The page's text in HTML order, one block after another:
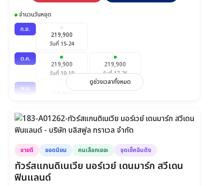
จำนวนวันหยุด
ก.ย.
219,900
วันที่ 15-24
ต.ค.
219,900
วันที่ 10-19
219,900
วันที่ 17-26
พ.ย.
ดูช่วงเวลาทั้งหมด
ขายดี ยอดนิยม คนเลือกเยอะ จุดเช็คอินดัง
ทัวร์สแกนดิเนเวีย นอร์เวย์ เดนมาร์ก สวีเดน
ฟินแลนด์